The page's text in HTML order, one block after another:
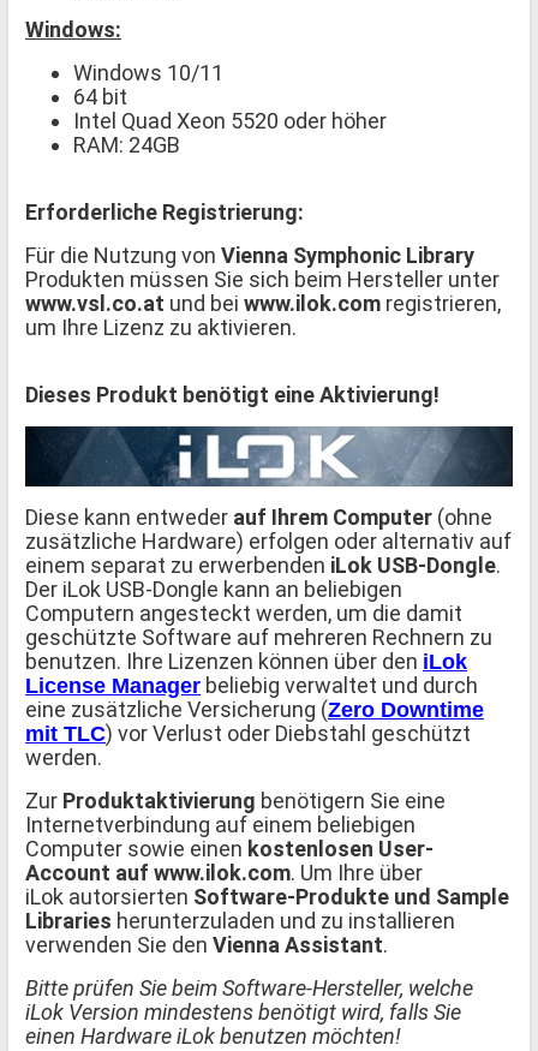
Windows:
Windows 10/11
64 bit
Intel Quad Xeon 5520 oder höher
RAM: 24GB
Erforderliche Registrierung:
Für die Nutzung von Vienna Symphonic Library
Produkten müssen Sie sich beim Hersteller unter
www.vsl.co.at und bei www.ilok.com registrieren,
um Ihre Lizenz zu aktivieren.
Dieses Produkt benötigt eine Aktivierung!
Diese kann entweder auf Ihrem Computer (ohne
zusätzliche Hardware) erfolgen oder alternativ auf
einem separat zu erwerbenden iLok USB-Dongle.
Der iLok USB-Dongle kann an beliebigen
Computern angesteckt werden, um die damit
geschützte Software auf mehreren Rechnern zu
benutzen. Ihre Lizenzen können über den iLok
License Manager beliebig verwaltet und durch
eine zusätzliche Versicherung (Zero Downtime
mit TLC) vor Verlust oder Diebstahl geschützt
werden.
Zur Produktaktivierung benötigern Sie eine
Internetverbindung auf einem beliebigen
Computer sowie einen kostenlosen User-
Account auf www.ilok.com. Um Ihre über
iLok autorsierten Software-Produkte und Sample
Libraries herunterzuladen und zu installieren
verwenden Sie den Vienna Assistant.
Bitte prüfen Sie beim Software-Hersteller, welche
iLok Version mindestens benötigt wird, falls Sie
einen Hardware iLok benutzen möchten!